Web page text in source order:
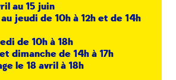
au 15 juin
jeudi de 10h à 12h et de 14h
de 10h à 18h
dimanche de 14h à 17h
le 18 avril à 18h